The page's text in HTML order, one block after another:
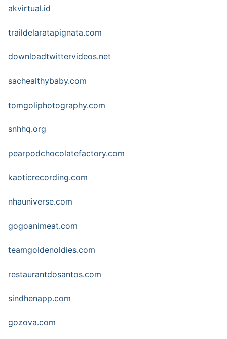
akvirtual.id
traildelaratapignata.com
downloadtwittervideos.net
sachealthybaby.com
tomgoliphotography.com
snhhq.org
pearpodchocolatefactory.com
kaoticrecording.com
nhauniverse.com
gogoanimeat.com
teamgoldenoldies.com
restaurantdosantos.com
sindhenapp.com
gozova.com